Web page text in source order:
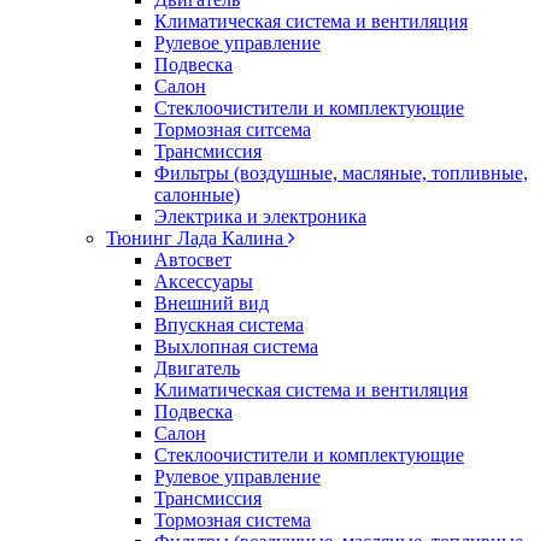
Климатическая система и вентиляция
Рулевое управление
Подвеска
Салон
Стеклоочистители и комплектующие
Тормозная ситсема
Трансмиссия
Фильтры (воздушные, масляные, топливные,
салонные)
Электрика и электроника
Тюнинг Лада Калина
Автосвет
Аксессуары
Внешний вид
Впускная система
Выхлопная система
Двигатель
Климатическая система и вентиляция
Подвеска
Салон
Стеклоочистители и комплектующие
Рулевое управление
Трансмиссия
Тормозная система